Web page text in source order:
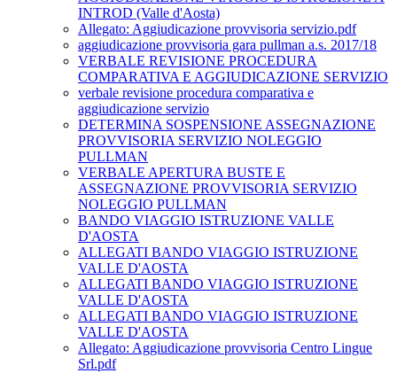
INTROD (Valle d'Aosta)
Allegato: Aggiudicazione provvisoria servizio.pdf
aggiudicazione provvisoria gara pullman a.s. 2017/18
VERBALE REVISIONE PROCEDURA
COMPARATIVA E AGGIUDICAZIONE SERVIZIO
verbale revisione procedura comparativa e
aggiudicazione servizio
DETERMINA SOSPENSIONE ASSEGNAZIONE
PROVVISORIA SERVIZIO NOLEGGIO
PULLMAN
VERBALE APERTURA BUSTE E
ASSEGNAZIONE PROVVISORIA SERVIZIO
NOLEGGIO PULLMAN
BANDO VIAGGIO ISTRUZIONE VALLE
D'AOSTA
ALLEGATI BANDO VIAGGIO ISTRUZIONE
VALLE D'AOSTA
ALLEGATI BANDO VIAGGIO ISTRUZIONE
VALLE D'AOSTA
ALLEGATI BANDO VIAGGIO ISTRUZIONE
VALLE D'AOSTA
Allegato: Aggiudicazione provvisoria Centro Lingue
Srl.pdf